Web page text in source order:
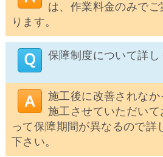
は、作業料金のみで
ります。
保障制度について詳し
施工後に改善されな
施工させていただいて
って保障期間が異なるので詳
下さい。